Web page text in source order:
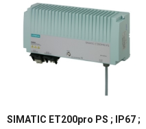
SIMATIC ET200pro PS ; IP67 ;